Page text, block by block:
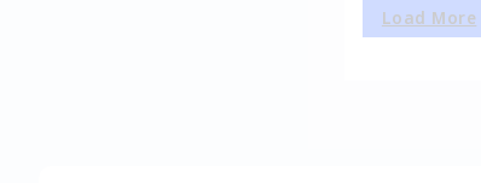
Load More